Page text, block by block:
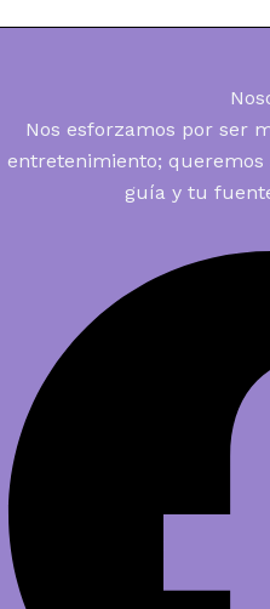
Nos esforzamos por ser
entretenimiento;
guía y tu